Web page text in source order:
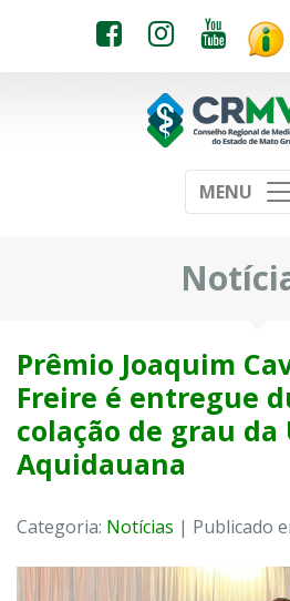
MENU
Prêmio Joaquim
Freire é entregue
colação de grau da
Aquidauana
Categoria: Notícias | Publicado